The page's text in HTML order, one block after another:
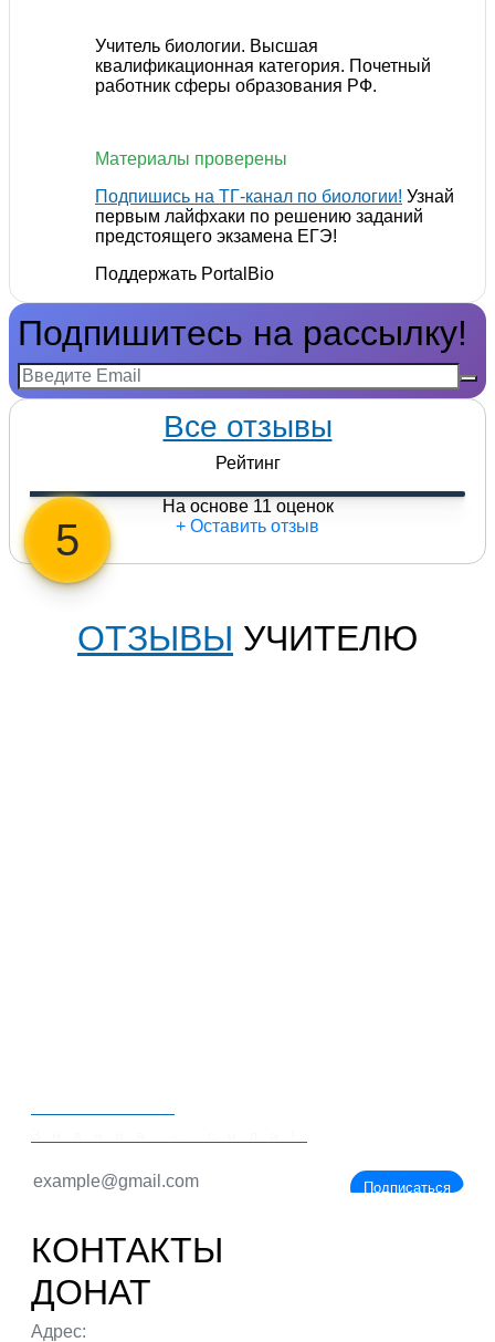
Учитель биологии. Высшая
квалификационная категория. Почетный
работник сферы образования РФ.
Материалы проверены
Подпишись на ТГ-канал по биологии! Узнай
первым лайфхаки по решению заданий
предстоящего экзамена ЕГЭ!
Поддержать PortalBio
Подпишитесь на рассылку!
Все отзывы
Рейтинг
5
На основе 11 оценок
+ Оставить отзыв
ОТЗЫВЫ УЧИТЕЛЮ
Подписаться
КОНТАКТЫ
ДОНАТ
Адрес: